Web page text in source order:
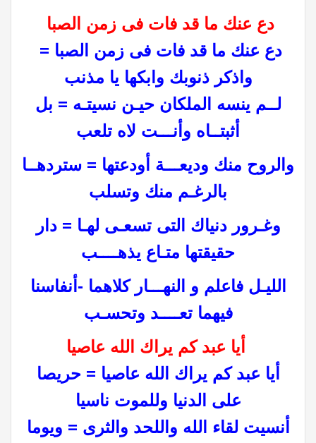
دع عنك ما قد فات فى زمن الصبا
دع عنك ما قد فات فى زمن الصبا =
واذكر ذنوبك وابكها يا مذنب
لــم ينسه الملكان حيـن نسيتـه = بل
أثبتــاه وأنـــت لاه تلعب
والروح منك وديعـــة أودعتها = ستردهــا
بالرغـم منك وتسلب
وغـرور دنياك التى تسعـى لهـا = دار
حقيقتها متـاع يذهــــب
الليـل فاعلم و النهـــار كلاهما -أنفاسنا
فيهما تعــــد وتحسـب
أيا عبد كم يراك الله عاصيا
أيا عبد كم يراك الله عاصيا = حريصا
على الدنيا وللموت ناسيا
أنسيت لقاء الله واللحد والثرى = ويوما